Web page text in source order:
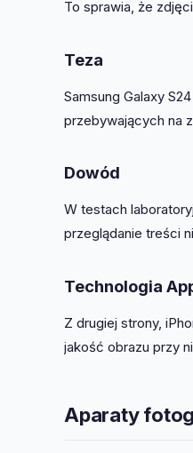
To sprawia, że
Teza
Samsung Galaxy
przebywających na
Dowód
W testach
przeglądanie treści
Technologia
Z drugiej strony,
jakość obrazu przy
Aparaty